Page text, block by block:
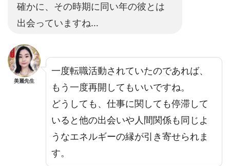
確かに、その時期に同い年の彼とは
出会っていますね…
美麗先生
一度転職活動されていたのであれば、
もう一度再開してもいいですね。
どうしても、仕事に関しても停滞して
いると他の出会いや人間関係も同じよ
うなエネルギーの縁が引き寄せられま
す。